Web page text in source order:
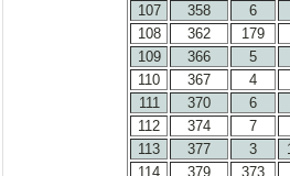
107
358 6
108
362 179
109
366 5
110
367 4
111
370 6
112
374 7
113
377 3
114
379 373